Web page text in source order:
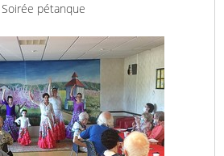
Soirée pétanque